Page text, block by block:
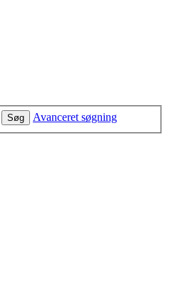
Søg Avanceret søgning